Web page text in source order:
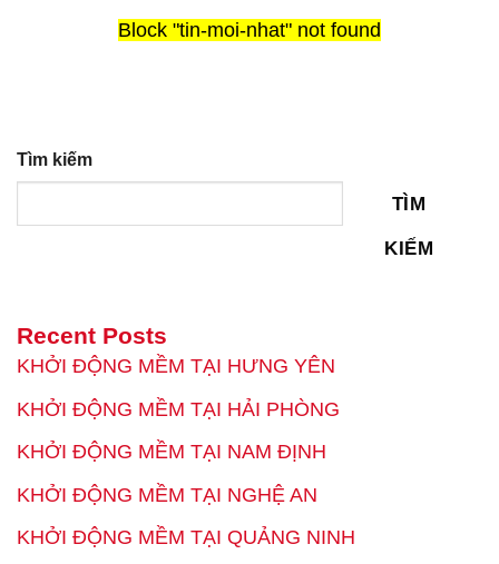
Block "tin-moi-nhat" not found
Tìm kiếm
TÌM
KIẾM
Recent Posts
KHỞI ĐỘNG MỀM TẠI HƯNG YÊN
KHỞI ĐỘNG MỀM TẠI HẢI PHÒNG
KHỞI ĐỘNG MỀM TẠI NAM ĐỊNH
KHỞI ĐỘNG MỀM TẠI NGHỆ AN
KHỞI ĐỘNG MỀM TẠI QUẢNG NINH